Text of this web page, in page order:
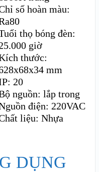
số hoàn màu:
thọ bóng đèn:
giờ
thước:
mm
20
nguồn: lắp trong
điện: 220VAC
liệu: Nhựa
DỤNG